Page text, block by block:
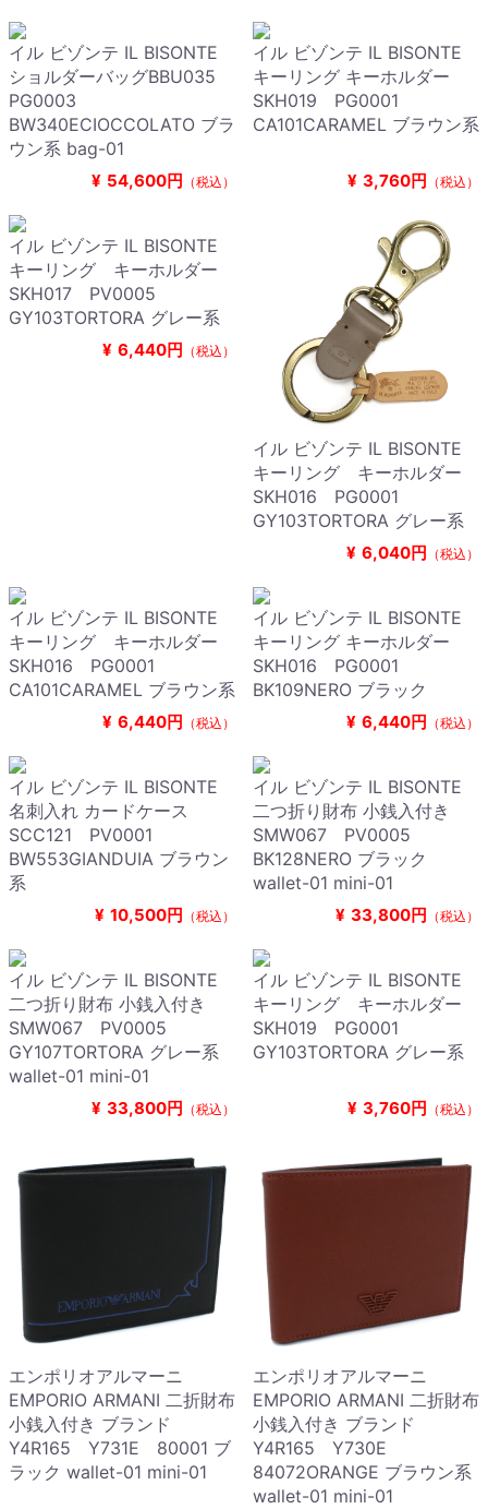
イル ビゾンテ IL BISONTE
ショルダーバッグBBU035
PG0003
BW340ECIOCCOLATO ブラ
ウン系 bag-01
¥ 54,600円 （税込）
イル ビゾンテ IL BISONTE
キーリング キーホルダー
SKH019 PG0001
CA101CARAMEL ブラウン系
¥ 3,760円 （税込）
イル ビゾンテ IL BISONTE
キーリング キーホルダー
SKH017 PV0005
GY103TORTORA グレー系
¥ 6,440円 （税込）
イル ビゾンテ IL BISONTE
キーリング キーホルダー
SKH016 PG0001
GY103TORTORA グレー系
¥ 6,040円 （税込）
イル ビゾンテ IL BISONTE
キーリング キーホルダー
SKH016 PG0001
CA101CARAMEL ブラウン系
¥ 6,440円 （税込）
イル ビゾンテ IL BISONTE
キーリング キーホルダー
SKH016 PG0001
BK109NERO ブラック
¥ 6,440円 （税込）
イル ビゾンテ IL BISONTE
名刺入れ カードケース
SCC121 PV0001
BW553GIANDUIA ブラウン
系
¥ 10,500円 （税込）
イル ビゾンテ IL BISONTE
二つ折り財布 小銭入付き
SMW067 PV0005
BK128NERO ブラック
wallet-01 mini-01
¥ 33,800円 （税込）
イル ビゾンテ IL BISONTE
二つ折り財布 小銭入付き
SMW067 PV0005
GY107TORTORA グレー系
wallet-01 mini-01
¥ 33,800円 （税込）
イル ビゾンテ IL BISONTE
キーリング キーホルダー
SKH019 PG0001
GY103TORTORA グレー系
¥ 3,760円 （税込）
エンポリオアルマーニ
EMPORIO ARMANI 二折財布
小銭入付き ブランド
Y4R165 Y731E 80001 ブ
ラック wallet-01 mini-01
エンポリオアルマーニ
EMPORIO ARMANI 二折財布
小銭入付き ブランド
Y4R165 Y730E
84072ORANGE ブラウン系
wallet-01 mini-01